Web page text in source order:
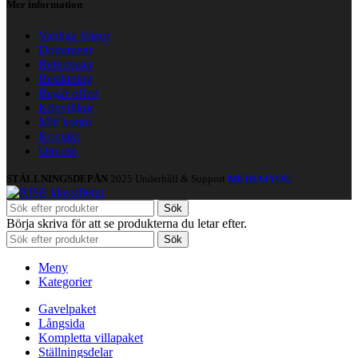
Mer information
Vanliga frågor
Dokument
Referenser
Besiktning
Begär offert
Köpvillkor
Mitt konto
Kontakt
Om oss
STÄLLNINGSDEPÅN 2025 Underhåll & Support MEDIA4YOU
Sök
Börja skriva för att se produkterna du letar efter.
Sök
Meny
Kategorier
Gavelpaket
Långsida
Kompletta villapaket
Ställningsdelar